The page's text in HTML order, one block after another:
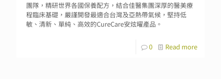
團隊，精研世界各國保養配方，結合佳醫集團深厚的醫美療
程臨床基礎，嚴謹開發最適合台灣及亞熱帶氣候，堅持低
敏、清新、單純、高效的CureCare安炫曜產品。
0 Read more